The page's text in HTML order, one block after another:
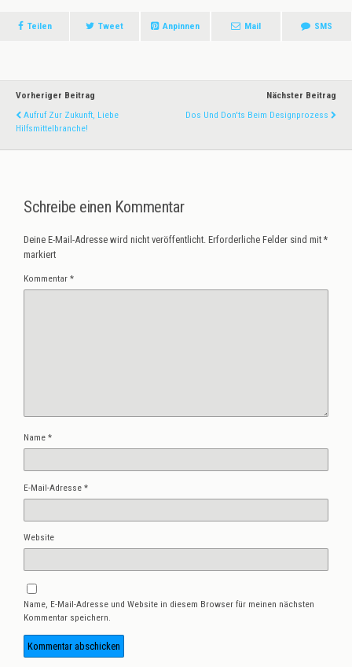
Teilen Tweet Anpinnen Mail SMS
Vorheriger Beitrag
Aufruf Zur Zukunft, Liebe
Hilfsmittelbranche!
Nächster Beitrag
Dos Und Don'ts Beim Designprozess
Schreibe einen Kommentar
Deine E-Mail-Adresse wird nicht veröffentlicht. Erforderliche Felder sind mit *
markiert
Kommentar *
Name *
E-Mail-Adresse *
Website
Name, E-Mail-Adresse und Website in diesem Browser für meinen nächsten
Kommentar speichern.